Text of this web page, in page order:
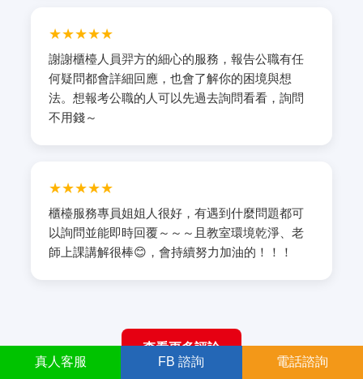
真人 客服 FB 諮詢 電話諮詢
★★★★★
謝謝櫃檯人員羿方的細心的服務，報告公職有任
何疑問都會詳細回應，也會了解你的困境與想
法。想報考公職的人可以先過去詢問看看，詢問
不用錢～
★★★★★
櫃檯服務專員姐姐人很好，有遇到什麼問題都可
以詢問並能即時回覆～～～且教室環境乾淨、老
師上課講解很棒😊，會持續努力加油的！！！
查看更多評論